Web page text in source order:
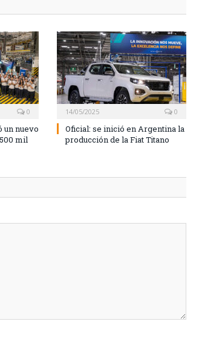
0
un nuevo
mil
14/05/2025 0
Oficial: se inició en Argentina la
producción de la Fiat Titano